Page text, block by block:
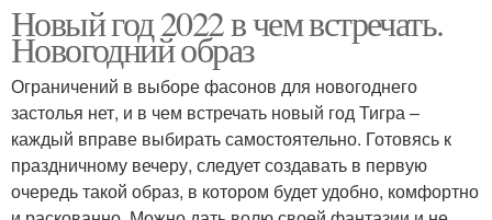
Новый год 2022 в чем встречать.
Новогодний образ
Ограничений в выборе фасонов для новогоднего
застолья нет, и в чем встречать новый год Тигра –
каждый вправе выбирать самостоятельно. Готовясь к
праздничному вечеру, следует создавать в первую
очередь такой образ, в котором будет удобно, комфортно